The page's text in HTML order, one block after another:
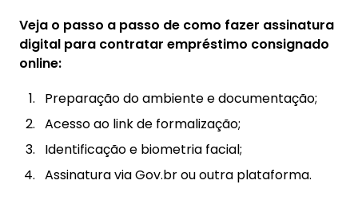
Veja o passo a passo de como fazer assinatura
digital para contratar empréstimo consignado
online:
Preparação do ambiente e documentação;
Acesso ao link de formalização;
Identificação e biometria facial;
Assinatura via Gov.br ou outra plataforma.